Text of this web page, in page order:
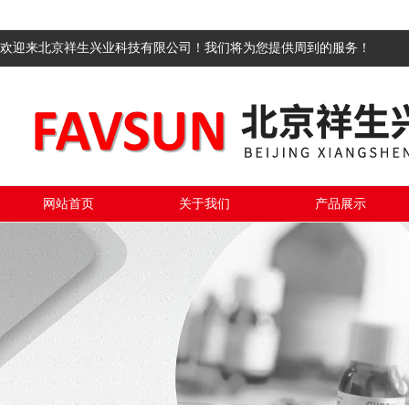
欢迎来北京祥生兴业科技有限公司！我们将为您提供周到的服务！
网站首页 关于我们 产品展示